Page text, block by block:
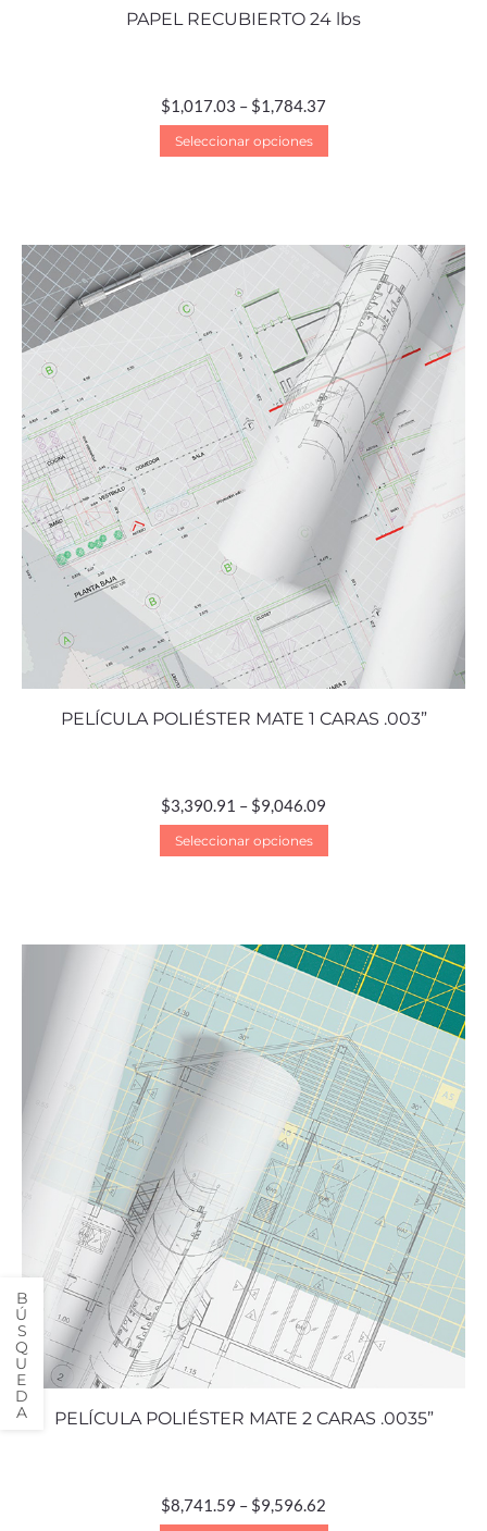
PAPEL RECUBIERTO 24 lbs
$1,017.03 – $1,784.37
Seleccionar opciones
PELÍCULA POLIÉSTER MATE 1 CARAS .003”
$3,390.91 – $9,046.09
Seleccionar opciones
PELÍCULA POLIÉSTER MATE 2 CARAS .0035”
$8,741.59 – $9,596.62